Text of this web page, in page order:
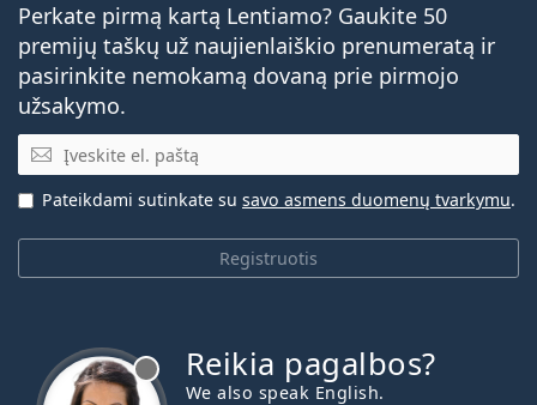
Perkate pirmą kartą Lentiamo? Gaukite 50
premijų taškų už naujienlaiškio prenumeratą ir
pasirinkite nemokamą dovaną prie pirmojo
užsakymo.
El. pašto adresas
Registruotis
Pateikdami sutinkate su savo asmens duomenų tvarkymu.
Reikia pagalbos?
We also speak English.